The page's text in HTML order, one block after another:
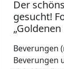
Der
gesucht!
Beverungen
Beverungen